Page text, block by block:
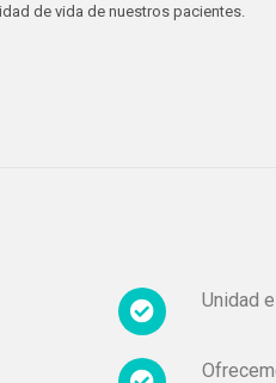
de vida de nuestros pacientes.
Unidad